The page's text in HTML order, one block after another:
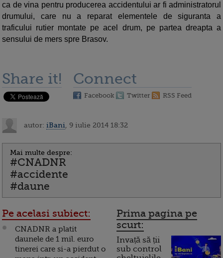
ca de vina pentru producerea accidentului ar fi administratorul
drumului, care nu a reparat elementele de siguranta a
traficului rutier montate pe acel drum, pe partea dreapta a
sensului de mers spre Brasov.
Share it! Connect
Facebook Twitter RSS Feed
autor: iBani , 9 iulie 2014 18:32
Mai multe despre:
#CNADNR
#accidente
#daune
Pe acelasi subiect:
CNADNR a platit
daunele de 1 mil. euro
tinerei care si-a pierdut o
Prima pagina pe
scurt:
Invață să ții
sub control